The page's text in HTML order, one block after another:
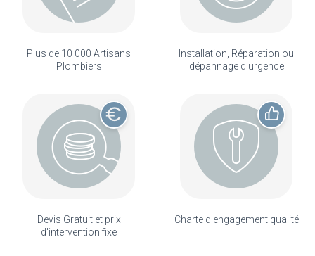
Plus de 10 000 Artisans
Plombiers
Installation, Réparation ou
dépannage d'urgence
Devis Gratuit et prix
d'intervention fixe
Charte d'engagement qualité